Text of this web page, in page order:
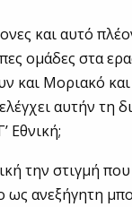
και αυτό
ομάδες στα
και Μοριακό και
αυτήν τη
Εθνική;
την στιγμή
ως ανεξήγητη